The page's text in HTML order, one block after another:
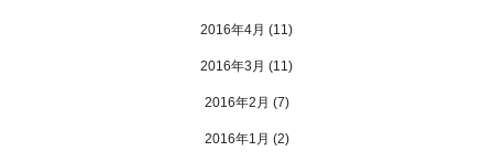
2016年4月 (11)
2016年3月 (11)
2016年2月 (7)
2016年1月 (2)